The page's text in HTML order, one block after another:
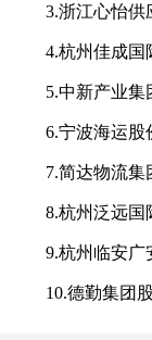
3.浙江心怡供
4.杭州佳成国
5.中新产业集
6.宁波海运股
7.简达物流集
8.杭州泛远国
9.杭州临安广
10.德勤集团股